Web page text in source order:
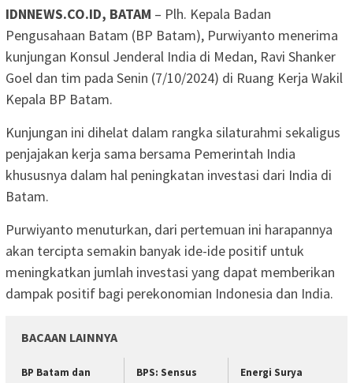
IDNNEWS.CO.ID, BATAM – Plh. Kepala Badan
Pengusahaan Batam (BP Batam), Purwiyanto menerima
kunjungan Konsul Jenderal India di Medan, Ravi Shanker
Goel dan tim pada Senin (7/10/2024) di Ruang Kerja Wakil
Kepala BP Batam.
Kunjungan ini dihelat dalam rangka silaturahmi sekaligus
penjajakan kerja sama bersama Pemerintah India
khususnya dalam hal peningkatan investasi dari India di
Batam.
Purwiyanto menuturkan, dari pertemuan ini harapannya
akan tercipta semakin banyak ide-ide positif untuk
meningkatkan jumlah investasi yang dapat memberikan
dampak positif bagi perekonomian Indonesia dan India.
BACAAN LAINNYA
BP Batam dan
BPS: Sensus
Energi Surya